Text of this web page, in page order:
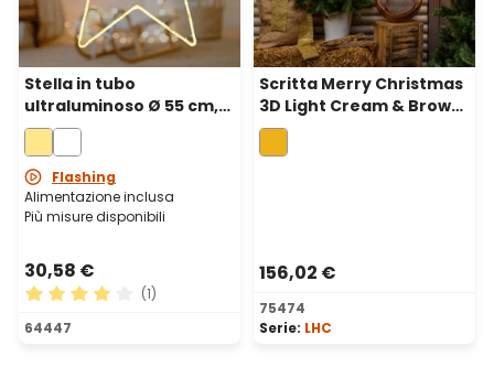
Stella in tubo
ultraluminoso Ø 55 cm,
192 led bianco caldo
Flashing
Alimentazione inclusa
Più misure disponibili
30,58 €
Valutazione media di 4 su 5 stelle
(1)
64447
Scritta Merry Christmas
3D Light Cream & Brown,
145 x h 45 cm, 320 led
bianco extra caldo
156,02 €
75474
Serie: LHC